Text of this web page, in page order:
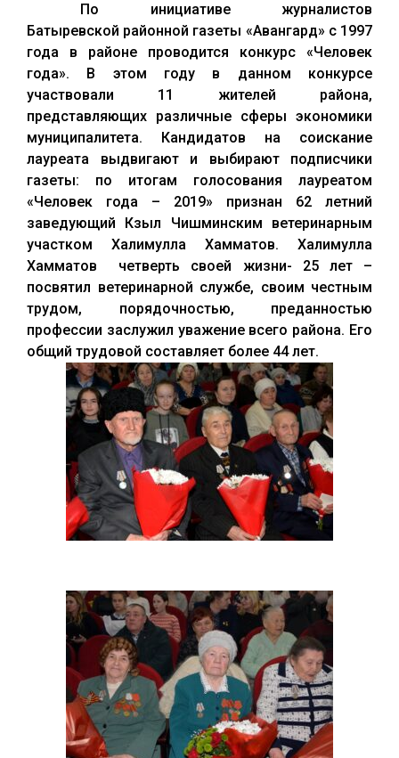
По инициативе журналистов
Батыревской районной газеты «Авангард» с 1997
года в районе проводится конкурс «Человек
года». В этом году в данном конкурсе
участвовали 11 жителей района,
представляющих различные сферы экономики
муниципалитета. Кандидатов на соискание
лауреата выдвигают и выбирают подписчики
газеты: по итогам голосования лауреатом
«Человек года – 2019» признан 62 летний
заведующий Кзыл Чишминским ветеринарным
участком Халимулла Хамматов. Халимулла
Хамматов четверть своей жизни- 25 лет –
посвятил ветеринарной службе, своим честным
трудом, порядочностью, преданностью
профессии заслужил уважение всего района. Его
общий трудовой составляет более 44 лет.